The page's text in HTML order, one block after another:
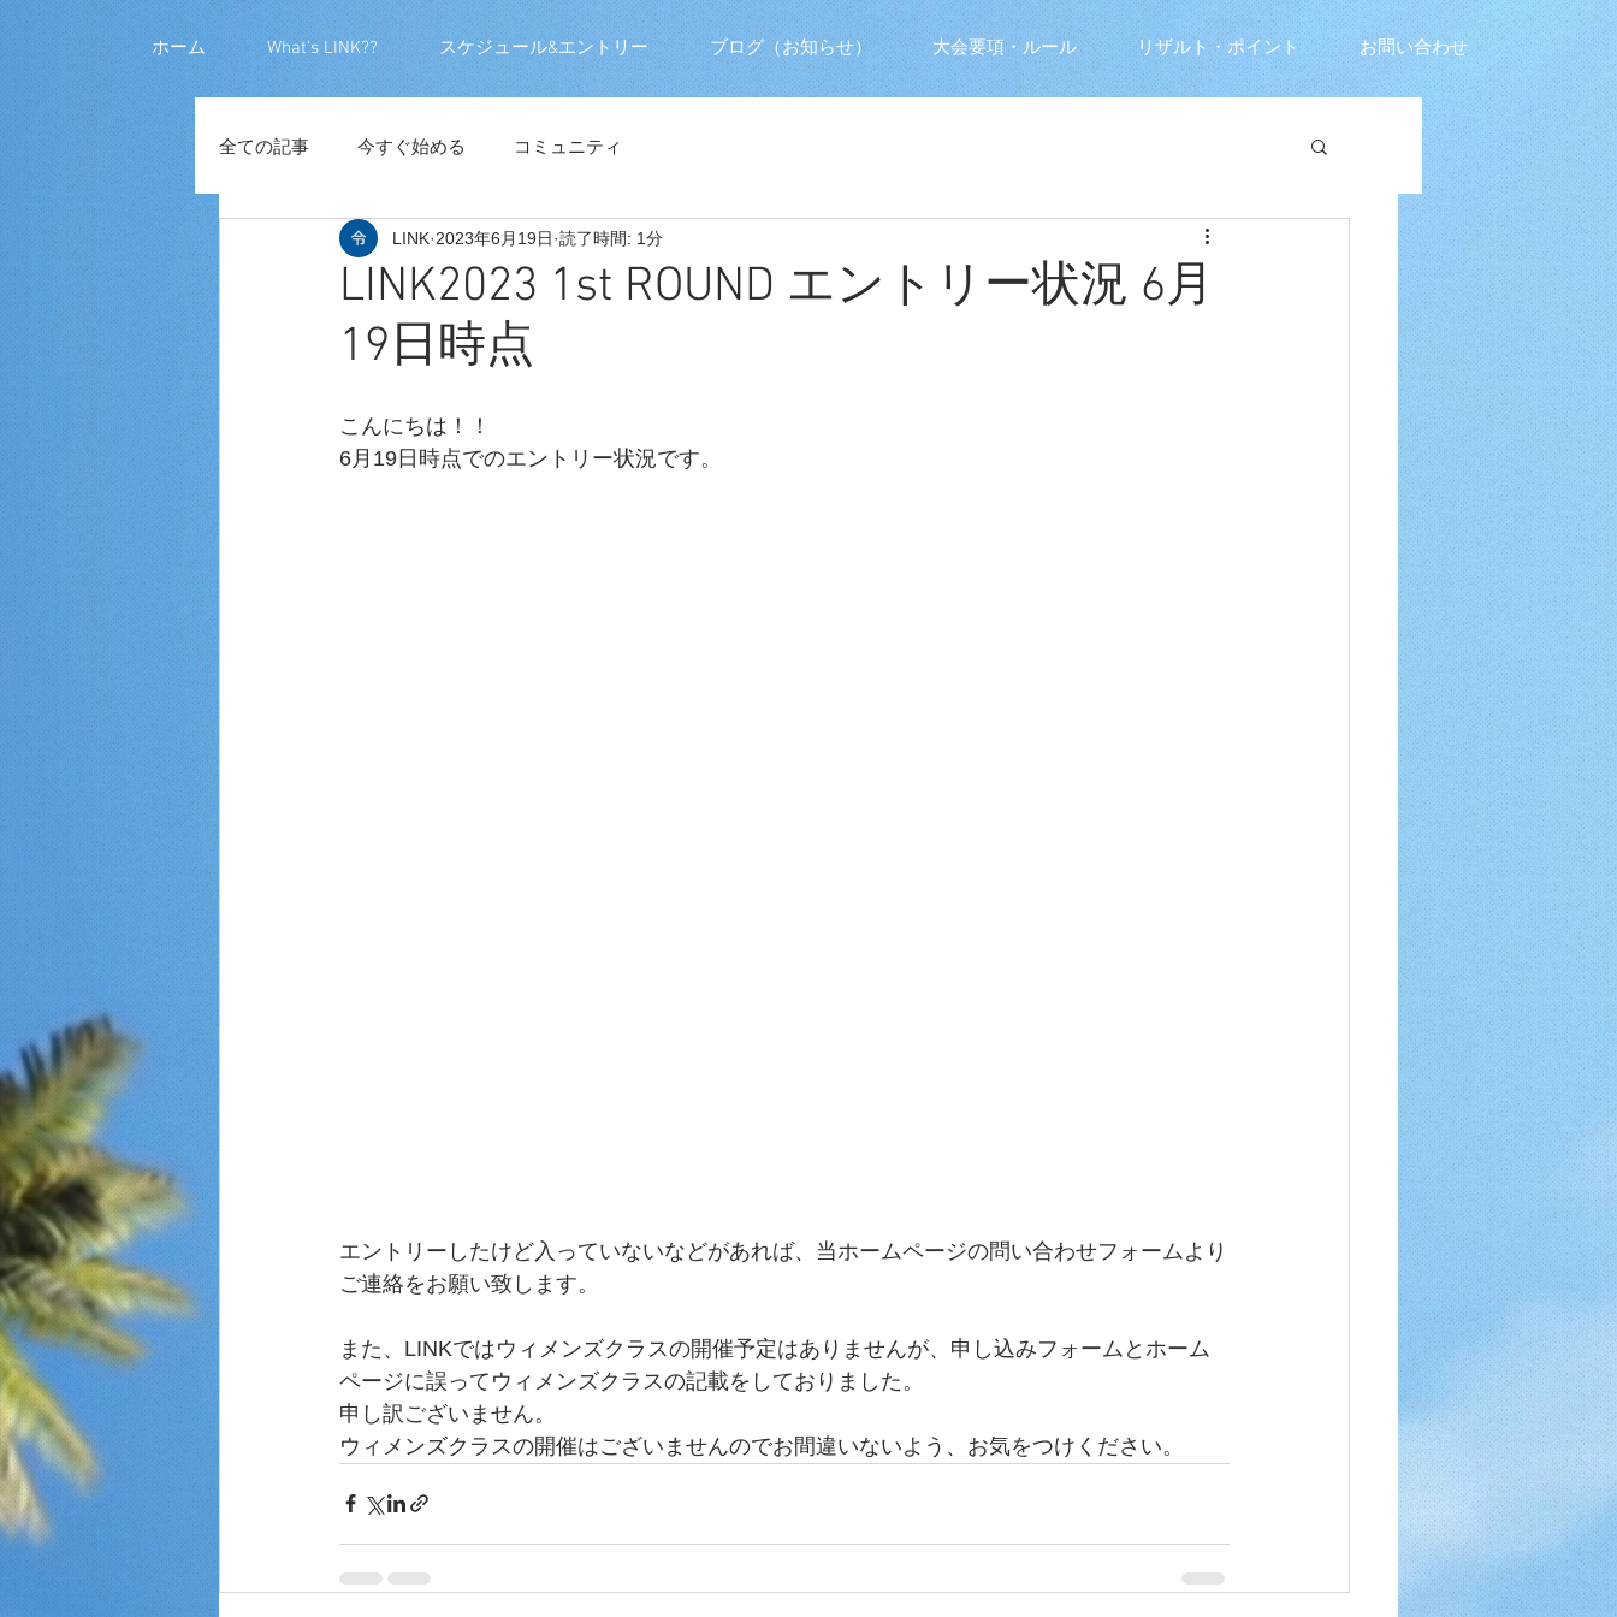
ホーム What's LINK?? スケジュール&エントリー ブログ（お知らせ） 大会要項・ルール リザルト・ポイント お問い合わせ
全ての記事 今すぐ始める コミュニティ
LINK2023 1st ROUND エントリー状況 6月
19日時点
LINK 2023年6月19日 読了時間: 1分
こんにちは！！
6月19日時点でのエントリー状況です。
エントリーしたけど入っていないなどがあれば、当ホームページの問い合わせフォームより
ご連絡をお願い致します。
また、LINKではウィメンズクラスの開催予定はありませんが、申し込みフォームとホーム
ページに誤ってウィメンズクラスの記載をしておりました。
申し訳ございません。
ウィメンズクラスの開催はございませんのでお間違いないよう、お気をつけください。